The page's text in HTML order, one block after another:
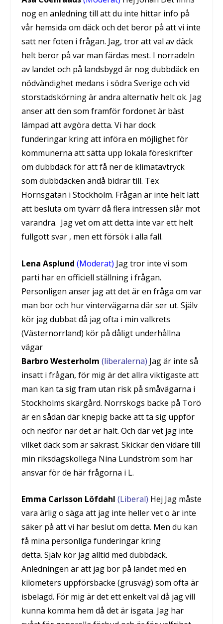
nog en anledning till att du inte hittar info på
vår hemsida om däck och det beror på att vi inte
satt ner foten i frågan. Jag, tror att val av däck
helt beror på var man färdas mest. I norradeln
av landet och på landsbygd är nog dubbdäck en
nödvändighet medans i södra Sverige och vid
storstadskörning är andra alternativ helt ok. Jag
anser att den som framför fordonet är bäst
lämpad att avgöra detta. Vi har dock
funderingar kring att införa en möjlighet för
kommunerna att sätta upp lokala föreskrifter
om dubbdäck för att få ner de klimatavtryck
som dubbdäcken ändå bidrar till. Tex
Hornsgatan i Stockholm. Frågan är inte helt lätt
att besluta om tyvärr då flera intressen slår mot
varandra. Jag vet om att detta inte var ett helt
fullgott svar , men ett försök i alla fall.
Lena Asplund (Moderat) Jag tror inte vi som
parti har en officiell ställning i frågan.
Personligen anser jag att det är en fråga om var
man bor och hur vintervägarna där ser ut. Själv
kör jag dubbat då jag ofta i min valkrets
(Västernorrland) kör på dåligt underhållna
vägar
Barbro Westerholm (liberalerna) Jag är inte så
insatt i frågan, för mig är det allra viktigaste att
man kan ta sig fram utan risk på småvägarna i
Stockholms skärgård. Norrskogs backe på Torö
är en sådan där knepig backe att ta sig uppför
och nedför när det är halt. Och där vet jag inte
vilket däck som är säkrast. Skickar den vidare till
min riksdagskollega Nina Lundström som har
ansvar för de här frågorna i L.
Emma Carlsson Löfdahl (Liberal) Hej Jag måste
vara ärlig o säga att jag inte heller vet o är inte
säker på att vi har beslut om detta. Men du kan
få mina personliga funderingar kring
detta. Själv kör jag alltid med dubbdäck.
Anledningen är att jag bor på landet med en
kilometers uppförsbacke (grusväg) som ofta är
isbelagd. För mig är det ett enkelt val då jag vill
kunna komma hem då det är isgata. Jag har